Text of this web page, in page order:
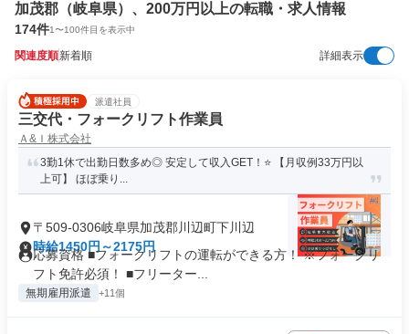
加茂郡（岐阜県）、200万円以上の転職・求人情報
174件1〜100件目を表示中
関連度順新着順 詳細表示
派遣社員
三交代・フォークリフト作業員
Ａ&Ｉ株式会社
3勤1休で出勤日数多め◎ 安定して収入GET！⭐ 【月収例33万円以
上可】 ほぼ乗り...
〒509-0306岐阜県加茂郡川辺町下川辺
時給1450円～2175円
応募資格 ■フォークリフトの運転ができる方！ ※フォークリ
フト免許必須！ ■フリーター...
無期雇用派遣 +11個